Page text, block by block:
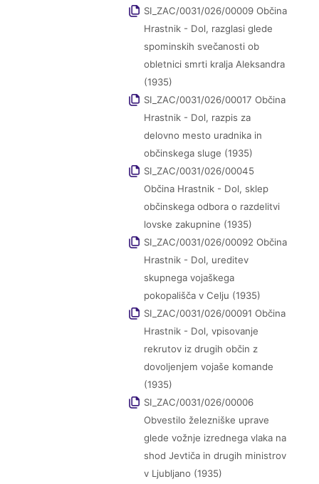
SI_ZAC/0031/026/00009 Občina
Hrastnik - Dol, razglasi glede
spominskih svečanosti ob
obletnici smrti kralja Aleksandra
(1935)
SI_ZAC/0031/026/00017 Občina
Hrastnik - Dol, razpis za
delovno mesto uradnika in
občinskega sluge (1935)
SI_ZAC/0031/026/00045
Občina Hrastnik - Dol, sklep
občinskega odbora o razdelitvi
lovske zakupnine (1935)
SI_ZAC/0031/026/00092 Občina
Hrastnik - Dol, ureditev
skupnega vojaškega
pokopališča v Celju (1935)
SI_ZAC/0031/026/00091 Občina
Hrastnik - Dol, vpisovanje
rekrutov iz drugih občin z
dovoljenjem vojaše komande
(1935)
SI_ZAC/0031/026/00006
Obvestilo železniške uprave
glede vožnje izrednega vlaka na
shod Jevtiča in drugih ministrov
v Ljubljano (1935)